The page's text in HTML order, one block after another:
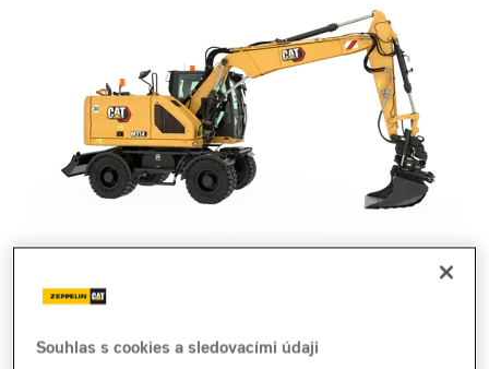
Souhlas s cookies a sledovacími údaji